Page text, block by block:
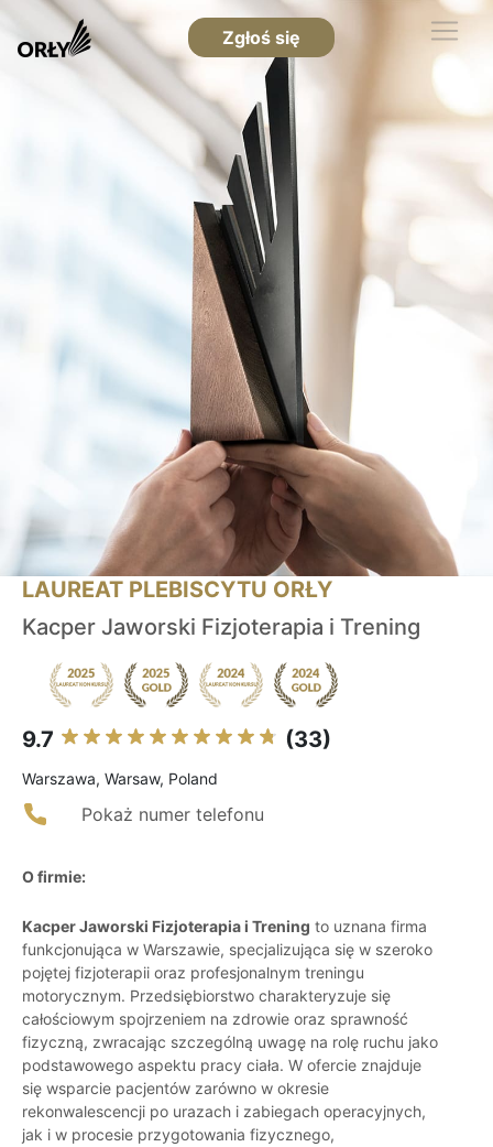
Zgłoś się
LAUREAT PLEBISCYTU ORŁY
Kacper Jaworski Fizjoterapia i Trening
9.7 (33)
Warszawa, Warsaw, Poland
Pokaż numer telefonu
O firmie:
Kacper Jaworski Fizjoterapia i Trening to uznana firma
funkcjonująca w Warszawie, specjalizująca się w szeroko
pojętej fizjoterapii oraz profesjonalnym treningu
motorycznym. Przedsiębiorstwo charakteryzuje się
całościowym spojrzeniem na zdrowie oraz sprawność
fizyczną, zwracając szczególną uwagę na rolę ruchu jako
podstawowego aspektu pracy ciała. W ofercie znajduje
się wsparcie pacjentów zarówno w okresie
rekonwalescencji po urazach i zabiegach operacyjnych,
jak i w procesie przygotowania fizycznego,